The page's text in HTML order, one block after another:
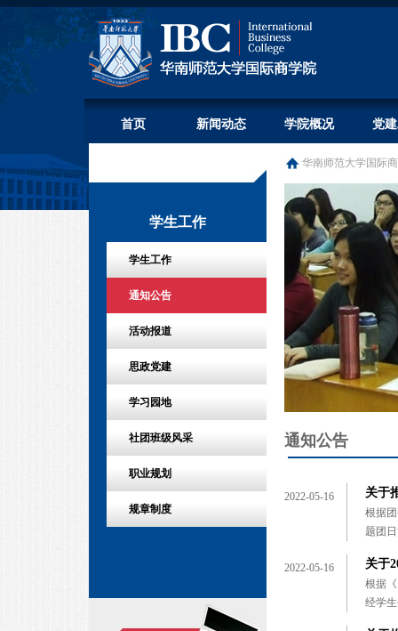
首页 新闻动态 学院概况 党
学生工作
学生工作
通知公告
活动报道
思政党建
学习园地
社团班级风采
职业规划
规章制度
华南师范大学国际
通知公告
2022-05-16 关于
根据
题团
2022-05-16 关于
根据
经学